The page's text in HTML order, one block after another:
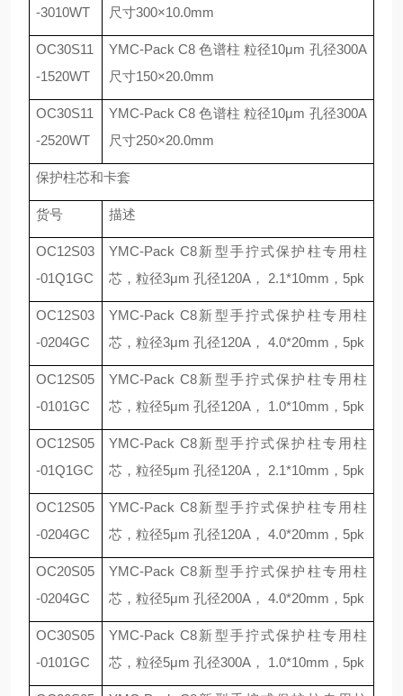
-3010WT
尺寸300×10.0mm
OC30S11
-1520WT
YMC-Pack C8色谱柱 粒径10μm 孔径300A
尺寸150×20.0mm
OC30S11
-2520WT
YMC-Pack C8色谱柱 粒径10μm 孔径300A
尺寸250×20.0mm
保护柱芯和卡套
货号 描述
OC12S03
-01Q1GC
YMC-Pack C8新型手拧式保护柱专用柱
芯，粒径3μm 孔径120A ， 2.1*10mm ， 5pk
OC12S03
-0204GC
YMC-Pack C8新型手拧式保护柱专用柱
芯，粒径3μm 孔径120A ， 4.0*20mm ， 5pk
OC12S05
-0101GC
YMC-Pack C8新型手拧式保护柱专用柱
芯，粒径5μm 孔径120A ， 1.0*10mm ， 5pk
OC12S05
-01Q1GC
YMC-Pack C8新型手拧式保护柱专用柱
芯，粒径5μm 孔径120A ， 2.1*10mm ， 5pk
OC12S05
-0204GC
YMC-Pack C8新型手拧式保护柱专用柱
芯，粒径5μm 孔径120A ， 4.0*20mm ， 5pk
OC20S05
-0204GC
YMC-Pack C8新型手拧式保护柱专用柱
芯，粒径5μm 孔径200A ， 4.0*20mm ， 5pk
OC30S05
-0101GC
YMC-Pack C8新型手拧式保护柱专用柱
芯，粒径5μm 孔径300A ， 1.0*10mm ， 5pk